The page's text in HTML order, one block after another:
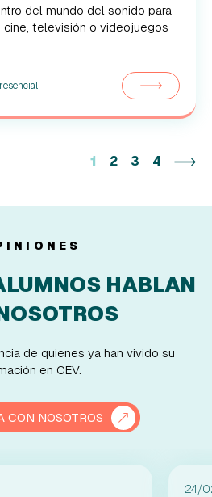
del mundo del sonido para
televisión o videojuegos
1 2 3 4
HABLAN
de quienes ya han vivido su
en CEV.
CON NOSOTROS
24/